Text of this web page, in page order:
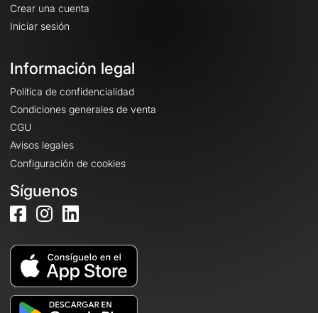
Crear una cuenta
Iniciar sesión
Información legal
Política de confidencialidad
Condiciones generales de venta
CGU
Avisos legales
Configuración de cookies
Síguenos